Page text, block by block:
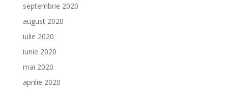
septembrie 2020
august 2020
iulie 2020
iunie 2020
mai 2020
aprilie 2020